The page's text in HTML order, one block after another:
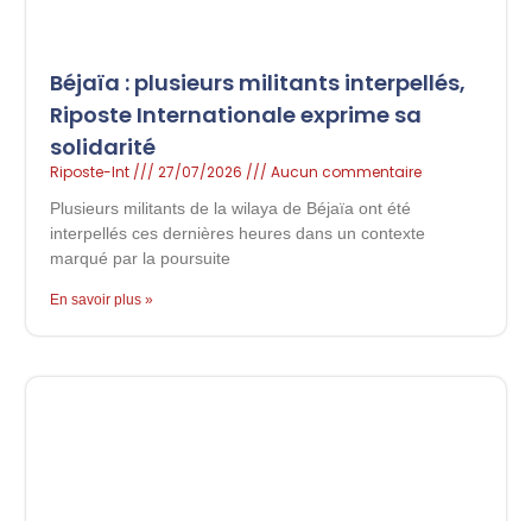
Béjaïa : plusieurs militants interpellés,
Riposte Internationale exprime sa
solidarité
Riposte-Int 27/07/2026 Aucun commentaire
Plusieurs militants de la wilaya de Béjaïa ont été
interpellés ces dernières heures dans un contexte
marqué par la poursuite
En savoir plus »